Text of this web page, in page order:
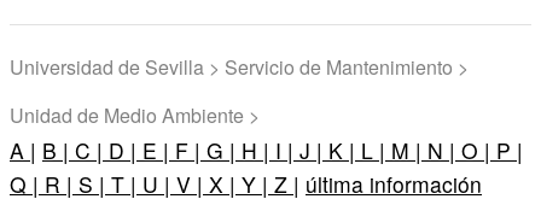
Universidad de Sevilla > Servicio de Mantenimiento >
Unidad de Medio Ambiente >
A | B | C | D | E | F | G | H | I | J | K | L | M | N | O | P |
Q | R | S | T | U | V | X | Y | Z | última información